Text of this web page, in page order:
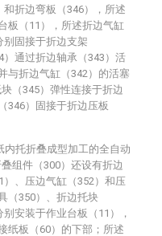
折边弯板（346），所述
板（11），所述折边气缸
别固接于折边支架
）通过折边轴承（343）活
与折边气缸（342）的活塞
（345）弹性连接于折边
346）固接于折边压板
内托折叠成型加工的全自动
组件（300）还设有折边
、压边气缸（352）和压
（350）、折边托块
别安装于作业台板（11），
纸板（60）的下部；所述